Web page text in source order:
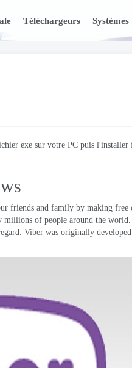
Téléchargeurs Systèmes
exe sur votre PC puis
and family by making free
millions of people around the world.
. Viber was originally